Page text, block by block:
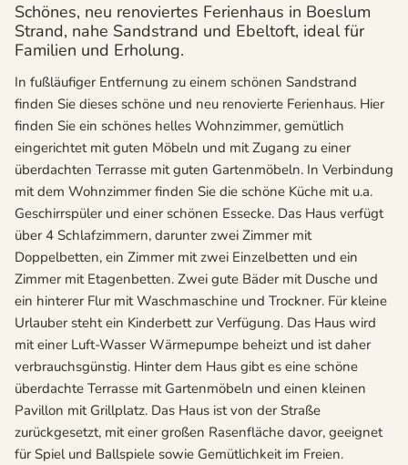
Schönes, neu renoviertes Ferienhaus in Boeslum
Strand, nahe Sandstrand und Ebeltoft, ideal für
Familien und Erholung.
In fußläufiger Entfernung zu einem schönen Sandstrand
finden Sie dieses schöne und neu renovierte Ferienhaus. Hier
finden Sie ein schönes helles Wohnzimmer, gemütlich
eingerichtet mit guten Möbeln und mit Zugang zu einer
überdachten Terrasse mit guten Gartenmöbeln. In Verbindung
mit dem Wohnzimmer finden Sie die schöne Küche mit u.a.
Geschirrspüler und einer schönen Essecke. Das Haus verfügt
über 4 Schlafzimmern, darunter zwei Zimmer mit
Doppelbetten, ein Zimmer mit zwei Einzelbetten und ein
Zimmer mit Etagenbetten. Zwei gute Bäder mit Dusche und
ein hinterer Flur mit Waschmaschine und Trockner. Für kleine
Urlauber steht ein Kinderbett zur Verfügung. Das Haus wird
mit einer Luft-Wasser Wärmepumpe beheizt und ist daher
verbrauchsgünstig. Hinter dem Haus gibt es eine schöne
überdachte Terrasse mit Gartenmöbeln und einen kleinen
Pavillon mit Grillplatz. Das Haus ist von der Straße
zurückgesetzt, mit einer großen Rasenfläche davor, geeignet
für Spiel und Ballspiele sowie Gemütlichkeit im Freien.